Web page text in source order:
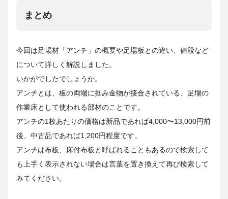
まとめ
今回は足場材「アンチ」の概要や足場板との違い、値段など
について詳しく解説しました。
いかがでしたでしょうか。
アンチとは、板の両端に掴み金物が接合されている、足場の
作業床として使われる部材のことです。
アンチの1枚あたりの価格は新品であれば4,000〜13,000円前
後、中古品であれば1,200円程度です。
アンチは布板、床付布板と呼ばれることもあるので検索して
も上手く表示されない場合は言葉を置き換えて再び検索して
みてください。